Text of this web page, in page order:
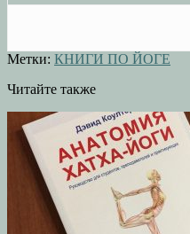
Метки: КНИГИ ПО ЙОГЕ
Читайте также